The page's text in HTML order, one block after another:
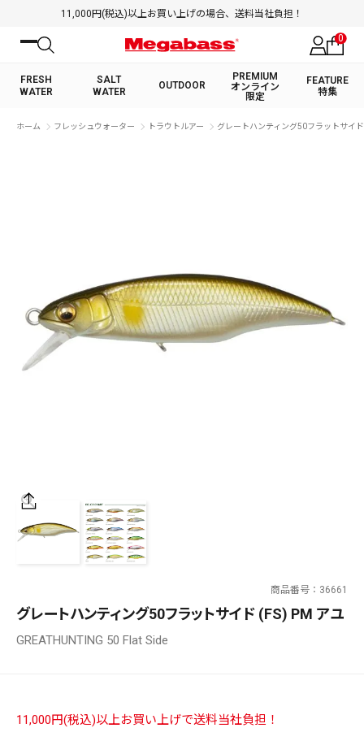
11,000円(税込)以上お買い上げの場合、送料当社負担！
0
FRESH
WATER
SALT
WATER
OUTDOOR
PREMIUM
オンライン
限定
FEATURE
特集
絞り込み検索
PREMIUM オンライン限定
FRESH WATER
価格 ¥
在庫
ホーム フレッシュウォーター トラウトルアー グレートハンティング50フラットサイ
商品番号 36661
グレートハンティング50フラットサイド (FS) PM アユ
GREATHUNTING 50 Flat Side
11,000円(税込)以上お買い上げで送料当社負担！